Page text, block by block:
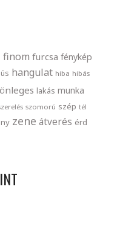
finom furcsa fénykép
hangulat hiba hibás
lakás munka
szomorú szép tél
zene átverés érd